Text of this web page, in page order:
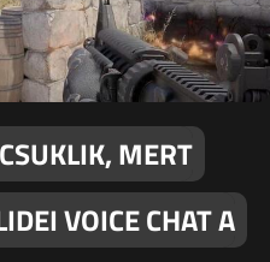
MERT
VOICE CHAT A